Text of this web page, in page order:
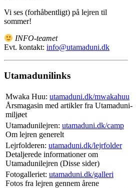
Vi ses (forhåbentligt) på lejren til
sommer!
INFO-teamet
Evt. kontakt: info@utamaduni.dk
Utamadunilinks
Mwaka Huu: utamaduni.dk/mwakahuu
Årsmagasin med artikler fra Utamaduni-
miljøet
Utamadunilejren: utamaduni.dk/camp
Om lejren generelt
Lejrfolderen: utamaduni.dk/lejrfolder
Detaljerede informationer om
Utamadunilejren (Disse sider)
Fotogalleriet: utamaduni.dk/galleri
Fotos fra lejren gennem årene